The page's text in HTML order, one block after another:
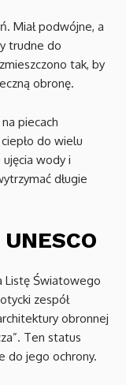
Miał podwójne, a
trudne do
tak, by
obronę.
piecach
do wielu
wody i
długie
Listę Światowego
zespół
obronnej
Ten status
do jego ochrony.